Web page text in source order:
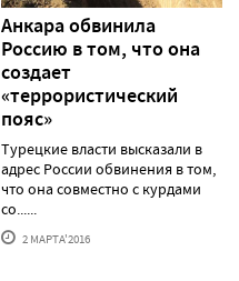
Анкара обвинила
Россию в том, что она
создает
«террористический
пояс»
Турецкие власти высказали в
адрес России обвинения в том,
что она совместно с курдами
со......
2 МАРТА'2016